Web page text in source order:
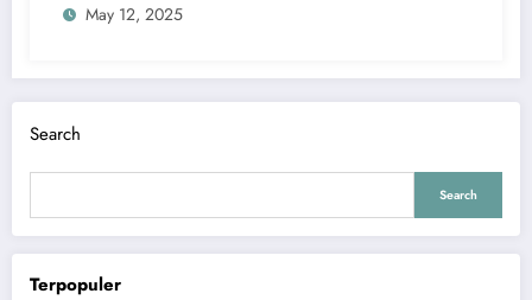
May 12, 2025
Search
Search
Terpopuler